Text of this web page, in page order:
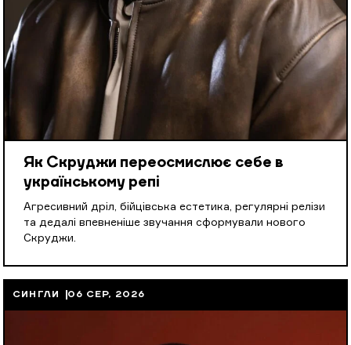
Як Скруджи переосмислює себе в
українському репі
Агресивний дріл, бійцівська естетика, регулярні релізи
та дедалі впевненіше звучання сформували нового
Скруджи.
СИНГЛИ 06 СЕР, 2026